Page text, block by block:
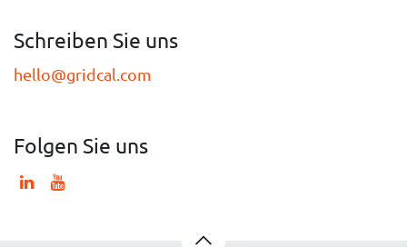
Schreiben Sie uns
hello@gridcal.com
Folgen Sie uns